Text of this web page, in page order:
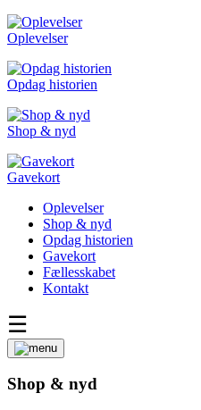
Oplevelser
Opdag historien
Shop & nyd
Gavekort
Oplevelser
Shop & nyd
Opdag historien
Gavekort
Fællesskabet
Kontakt
☰
Shop & nyd